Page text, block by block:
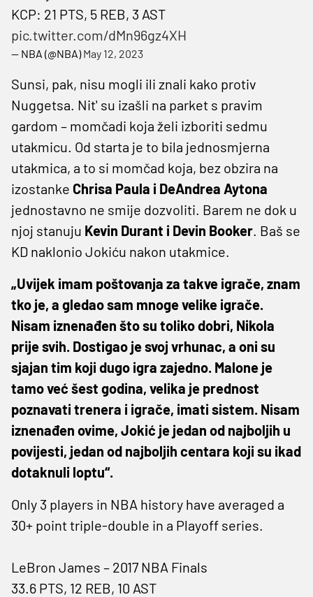
KCP: 21 PTS, 5 REB, 3 AST
pic.twitter.com/dMn96gz4XH
— NBA (@NBA)May 12, 2023
Sunsi, pak, nisu mogli ili znali kako protiv
Nuggetsa. Nit' su izašli na parket s pravim
gardom – momčadi koja želi izboriti sedmu
utakmicu. Od starta je to bila jednosmjerna
utakmica, a to si momčad koja, bez obzira na
izostanke Chrisa Paula i DeAndrea Aytona
jednostavno ne smije dozvoliti. Barem ne dok u
njoj stanuju Kevin Durant i Devin Booker. Baš se
KD naklonio Jokiću nakon utakmice.
„Uvijek imam poštovanja za takve igrače, znam
tko je, a gledao sam mnoge velike igrače.
Nisam iznenađen što su toliko dobri, Nikola
prije svih. Dostigao je svoj vrhunac, a oni su
sjajan tim koji dugo igra zajedno. Malone je
tamo već šest godina, velika je prednost
poznavati trenera i igrače, imati sistem. Nisam
iznenađen ovime, Jokić je jedan od najboljih u
povijesti, jedan od najboljih centara koji su ikad
dotaknuli loptu“.
Only 3 players in NBA history have averaged a
30+ point triple-double in a Playoff series.
LeBron James – 2017 NBA Finals
33.6 PTS, 12 REB, 10 AST